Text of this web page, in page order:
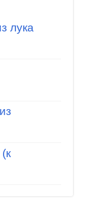
лука